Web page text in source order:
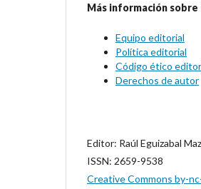
Más información
Equipo editorial
Política editorial
Código ético
Derechos de autor
Editor: Raúl Eguizabal
ISSN: 2659-9538
Creative Commons by-